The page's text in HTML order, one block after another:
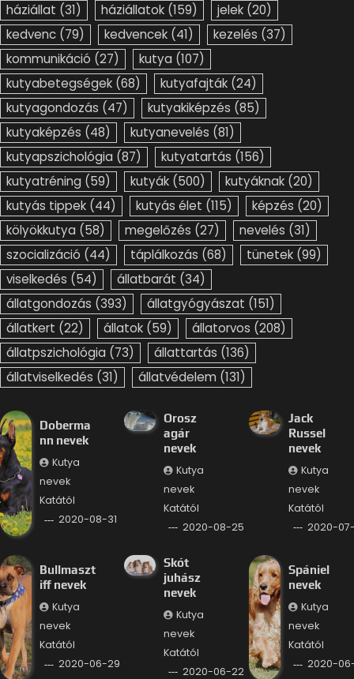
háziállat (31) háziállatok (159) jelek (20)
kedvenc (79) kedvencek (41) kezelés (37)
kommunikáció (27) kutya (107)
kutyabetegségek (68) kutyafajták (24)
kutyagondozás (47) kutyakiképzés (85)
kutyaképzés (48) kutyanevelés (81)
kutyapszichológia (87) kutyatartás (156)
kutyatréning (59) kutyák (500) kutyáknak (20)
kutyás tippek (44) kutyás élet (115) képzés (20)
kölyökkutya (58) megelőzés (27) nevelés (31)
szocializáció (44) táplálkozás (68) tünetek (99)
viselkedés (54) állatbarát (34)
állatgondozás (393) állatgyógyászat (151)
állatkert (22) állatok (59) állatorvos (208)
állatpszichológia (73) állattartás (136)
állatviselkedés (31) állatvédelem (131)
Doberma
nn nevek
Kutya
nevek
Katától
2020-08-31
Orosz
agár
nevek
Kutya
nevek
Katától
2020-08-25
Jack
Russel
nevek
Kutya
nevek
Katától
2020-
Bullmaszt
iff nevek
Kutya
nevek
Katától
2020-06-29
Skót
juhász
nevek
Kutya
nevek
Katától
2020-06-22
Spániel
nevek
Kutya
nevek
Katától
2020-